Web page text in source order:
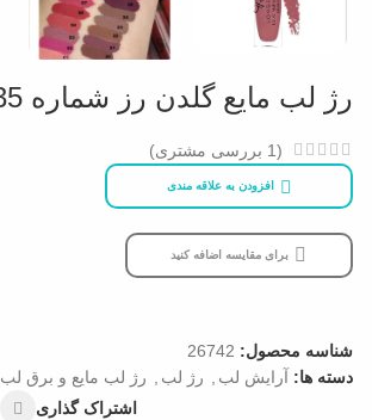
رژ لب مایع گلدن رز شماره 35
(
1 بررسی مشتری)
افزودن به علاقه مندی
برای مقایسه اضافه کنید
شناسه محصول: 26742
دسته ها: آرایش لب , رژ لب , رژ لب مایع و برق لب
اشتراک گذاری